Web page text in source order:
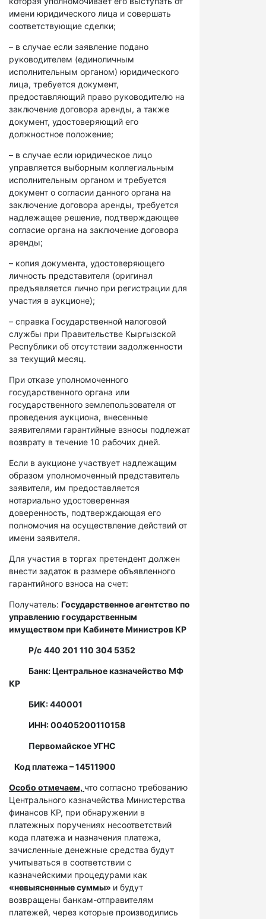
имени юридического лица и совершать
соответствующие сделки;
– в случае если заявление подано
руководителем (единоличным
исполнительным органом) юридического
лица, требуется документ,
предоставляющий право руководителю на
заключение договора аренды, а также
документ, удостоверяющий его
должностное положение;
– в случае если юридическое лицо
управляется выборным коллегиальным
исполнительным органом и требуется
документ о согласии данного органа на
заключение договора аренды, требуется
надлежащее решение, подтверждающее
согласие органа на заключение договора
аренды;
– копия документа, удостоверяющего
личность представителя (оригинал
предъявляется лично при регистрации для
участия в аукционе);
– справка Государственной налоговой
службы при Правительстве Кыргызской
Республики об отсутствии задолженности
за текущий месяц.
При отказе уполномоченного
государственного органа или
государственного землепользователя от
проведения аукциона, внесенные
заявителями гарантийные взносы подлежат
возврату в течение 10 рабочих дней.
Если в аукционе участвует надлежащим
образом уполномоченный представитель
заявителя, им предоставляется
нотариально удостоверенная
доверенность, подтверждающая его
полномочия на осуществление действий от
имени заявителя.
Для участия в торгах претендент должен
внести задаток в размере объявленного
гарантийного взноса на счет:
Получатель: Государственное агентство по
управлению государственным
имуществом при Кабинете Министров КР
Р/с 440 201 110 304 5352
Банк: Центральное казначейство МФ
КР
БИК: 440001
ИНН: 00405200110158
Первомайское УГНС
Код платежа – 14511900
Особо отмечаем, что согласно требованию
Центрального казначейства Министерства
финансов КР, при обнаружении в
платежных поручениях несоответствий
кода платежа и назначения платежа,
зачисленные денежные средства будут
учитываться в соответствии с
казначейскими процедурами как
«невыясненные суммы» и будут
возвращены банкам-отправителям
платежей, через которые производились